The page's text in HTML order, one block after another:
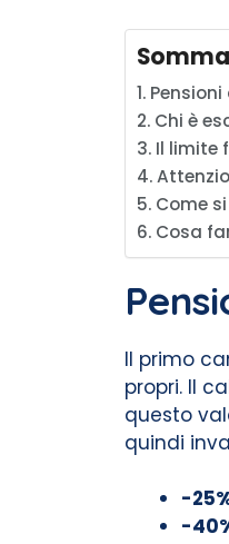
Chi è
Il limite
Come
Cosa
Il primo
propri. Il
questo
quindi
-
-